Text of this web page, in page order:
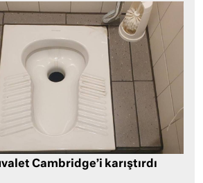
Cambridge’i karıştırdı